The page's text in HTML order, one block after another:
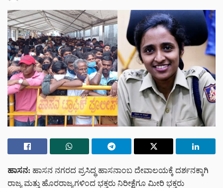
ಹಾಸನ: ಹಾಸನ ನಗರದ ಪ್ರಸಿದ್ಧ ಹಾಸನಾಂಬ ದೇವಾಲಯಕ್ಕೆ ದರ್ಶನಕ್ಕಾಗಿ
ರಾಜ್ಯ ಮತ್ತು ಹೊರರಾಜ್ಯಗಳಿಂದ ಭಕ್ತರು ನಿರೀಕ್ಷೆಗೂ ಮೀರಿ ಭಕ್ತರು